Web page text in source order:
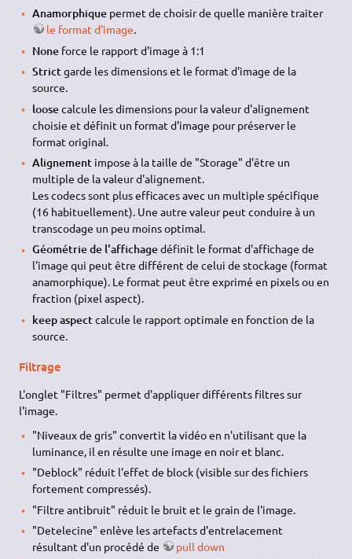
Anamorphiquepermet de choisir de quelle manière traiter
le format d'image.
Noneforce le rapport d'image à 1:1
Strictgarde les dimensions et le format d'image de la
source.
loosecalcule les dimensions pour la valeur d'alignement
choisie et définit un format d'image pour préserver le
format original.
Alignementimpose à la taille de "Storage" d'être un
multiple de la valeur d'alignement.
Les codecs sont plus efficaces avec un multiple spécifique
(16 habituellement). Une autre valeur peut conduire à un
transcodage un peu moins optimal.
Géométrie de l'affichagedéfinit le format d'affichage de
l'image qui peut être différent de celui de stockage (format
anamorphique). Le format peut être exprimé en pixels ou en
fraction (pixel aspect).
keep aspectcalcule le rapport optimale en fonction de la
source.
Filtrage
L'onglet "Filtres" permet d'appliquer différents filtres sur
l'image.
"Niveaux de gris" convertit la vidéo en n'utilisant que la
luminance, il en résulte une image en noir et blanc.
"Deblock" réduit l'effet de block (visible sur des fichiers
fortement compressés).
"Filtre antibruit" réduit le bruit et le grain de l'image.
"Detelecine" enlève les artefacts d'entrelacement
résultant d'un procédé de
pull down